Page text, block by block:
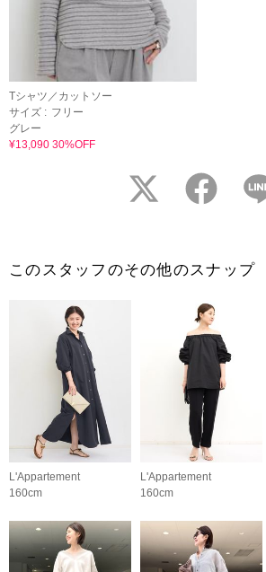
Tシャツ／カットソー
サイズ : フリー
グレー
¥13,090 30%OFF
twitter facebook
このスタッフのその他のスナップ
L'Appartement
160cm
L'Appartement
160cm